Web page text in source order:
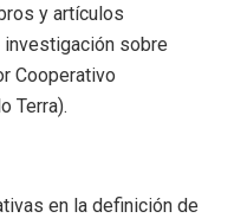
y artículos
sobre
Cooperativo
Terra).
en la definición de